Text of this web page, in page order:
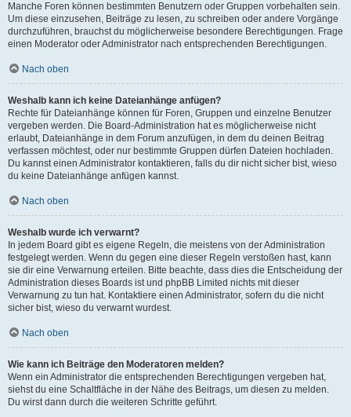
Manche Foren können bestimmten Benutzern oder Gruppen vorbehalten sein.
Um diese einzusehen, Beiträge zu lesen, zu schreiben oder andere Vorgänge
durchzuführen, brauchst du möglicherweise besondere Berechtigungen. Frage
einen Moderator oder Administrator nach entsprechenden Berechtigungen.
Nach oben
Weshalb kann ich keine Dateianhänge anfügen?
Rechte für Dateianhänge können für Foren, Gruppen und einzelne Benutzer
vergeben werden. Die Board-Administration hat es möglicherweise nicht
erlaubt, Dateianhänge in dem Forum anzufügen, in dem du deinen Beitrag
verfassen möchtest, oder nur bestimmte Gruppen dürfen Dateien hochladen.
Du kannst einen Administrator kontaktieren, falls du dir nicht sicher bist, wieso
du keine Dateianhänge anfügen kannst.
Nach oben
Weshalb wurde ich verwarnt?
In jedem Board gibt es eigene Regeln, die meistens von der Administration
festgelegt werden. Wenn du gegen eine dieser Regeln verstoßen hast, kann
sie dir eine Verwarnung erteilen. Bitte beachte, dass dies die Entscheidung der
Administration dieses Boards ist und phpBB Limited nichts mit dieser
Verwarnung zu tun hat. Kontaktiere einen Administrator, sofern du die nicht
sicher bist, wieso du verwarnt wurdest.
Nach oben
Wie kann ich Beiträge den Moderatoren melden?
Wenn ein Administrator die entsprechenden Berechtigungen vergeben hat,
siehst du eine Schaltfläche in der Nähe des Beitrags, um diesen zu melden.
Du wirst dann durch die weiteren Schritte geführt.